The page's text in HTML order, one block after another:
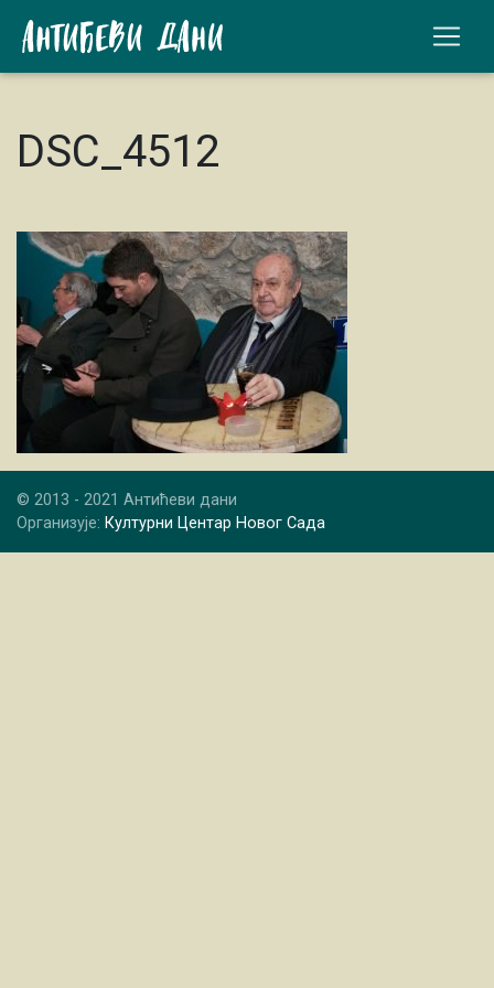
DSC_4512
© 2013 - 2021 Антићеви дани
Организује: Културни Центар Новог Сада